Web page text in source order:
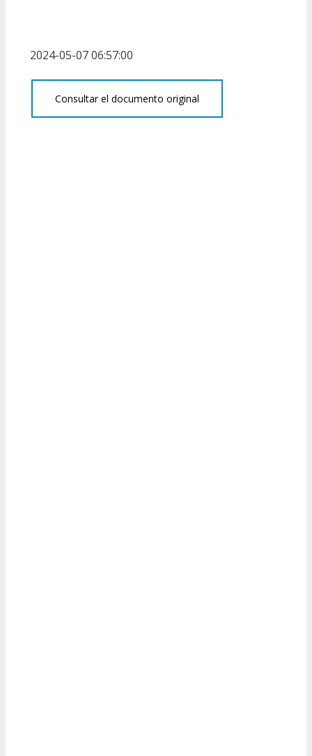
2024-05-07 06:57:00
Consultar el documento original